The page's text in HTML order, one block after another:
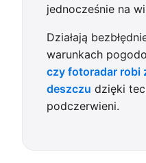
jednocześnie na
Działają
warunkach
czy fotoradar robi
deszczu dzięki
podczerwieni.